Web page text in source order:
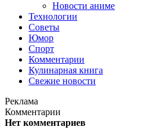
Новости аниме
Технологии
Советы
Юмор
Спорт
Комментарии
Кулинарная книга
Свежие новости
Реклама
Комментарии
Нет комментариев